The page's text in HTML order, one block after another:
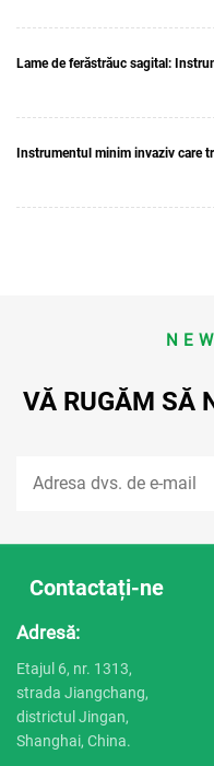
Lame de ferăstrăuc sagital:
Instrumentul minim invaziv care
VĂ RUGĂM SĂ
Contactați-ne
Adresă:
Etajul 6, nr. 1313,
strada Jiangchang,
districtul Jingan,
Shanghai, China.